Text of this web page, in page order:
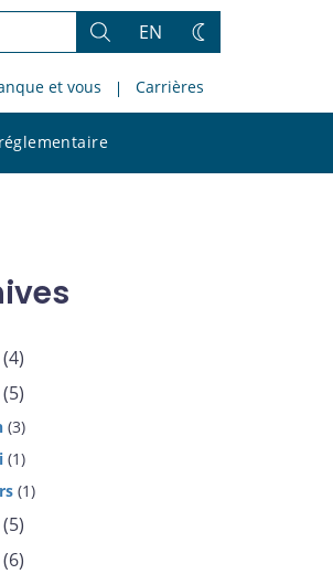
Rechercher
EN
Changez
thème
et vous Carrières
le
(3)
(1)
(1)